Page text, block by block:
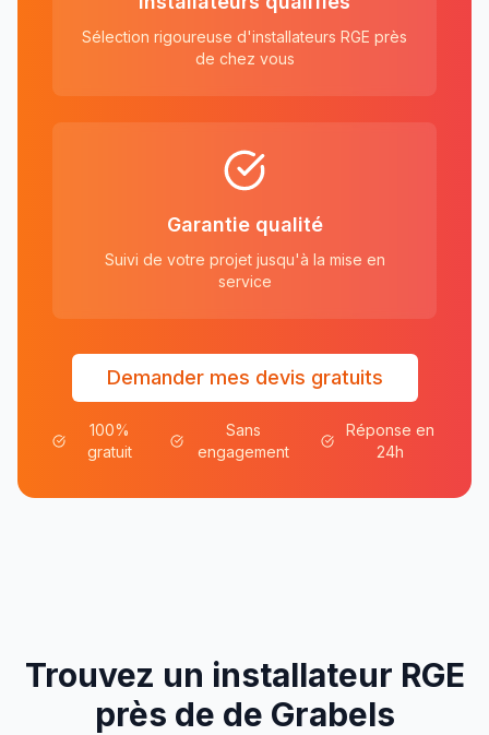
Sélection rigoureuse d'installateurs RGE près
de chez vous
Garantie qualité
Suivi de votre projet jusqu'à la mise en
service
Demander mes devis gratuits
100%
gratuit
Sans
engagement
Réponse en
24h
Trouvez un installateur RGE
près de de Grabels